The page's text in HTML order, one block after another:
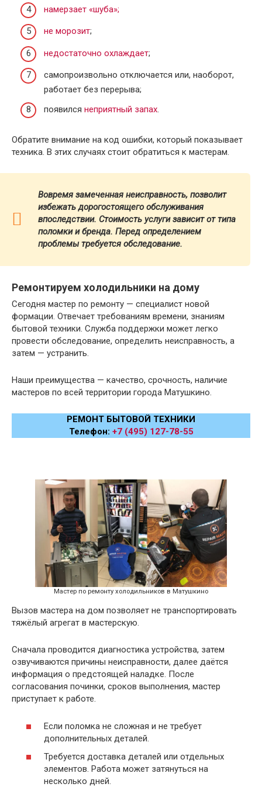
намерзает «шуба»;
не морозит;
недостаточно охлаждает;
самопроизвольно отключается или, наоборот,
работает без перерыва;
появился неприятный запах
Обратите внимание на код ошибки, который показывает
техника. В этих случаях стоит обратиться к мастерам.
Вовремя замеченная неисправность, позволит
избежать дорогостоящего обслуживания
впоследствии. Стоимость услуги зависит от типа
поломки и бренда. Перед определением
проблемы требуется обследование.
Ремонтируем холодильники на дому
Сегодня мастер по ремонту — специалист новой
формации. Отвечает требованиям времени, знаниям
бытовой техники. Служба поддержки может легко
провести обследование, определить неисправность, а
затем — устранить.
Наши преимущества — качество, срочность, наличие
мастеров по всей территории города Матушкино.
РЕМОНТ БЫТОВОЙ ТЕХНИКИ
Телефон: +7 (495) 127-78-55
Мастер по ремонту холодильников в Матушкино
Вызов мастера на дом позволяет не транспортировать
тяжёлый агрегат в мастерскую.
Сначала проводится диагностика устройства, затем
озвучиваются причины неисправности, далее даётся
информация о предстоящей наладке. После
согласования починки, сроков выполнения, мастер
приступает к работе.
Если поломка не сложная и не требует
дополнительных деталей.
Требуется доставка деталей или отдельных
элементов. Работа может затянуться на
несколько дней.